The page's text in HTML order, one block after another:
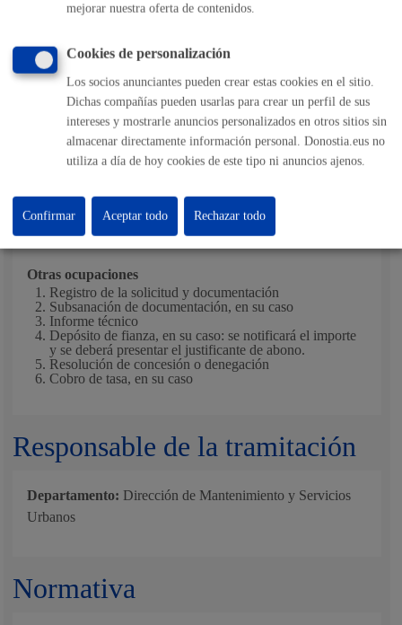
3.500 kg que vayan a ocupar o afectar acera o zona
Cinco días hábiles (5) en los demás casos.
Pasos del procedimiento
Ocupaciones simples
Cobro de tasa
Otras ocupaciones
Registro de la solicitud y documentación
Subsanación de documentación, en su caso
Informe técnico
Depósito de fianza, en su caso: se notificará el importe
y se deberá presentar el justificante de abono.
Resolución de concesión o denegación
Cobro de tasa, en su caso
Responsable de la tramitación
Departamento: Dirección de Mantenimiento y Servicios
Urbanos
Normativa
mejorar nuestra oferta de contenidos.
Cookies de personalización
Los socios anunciantes pueden crear estas cookies en el sitio.
Dichas compañías pueden usarlas para crear un perfil de sus
intereses y mostrarle anuncios personalizados en otros sitios sin
almacenar directamente información personal. Donostia.eus no
utiliza a día de hoy cookies de este tipo ni anuncios ajenos.
Rechazar todo
Confirmar Aceptar todo